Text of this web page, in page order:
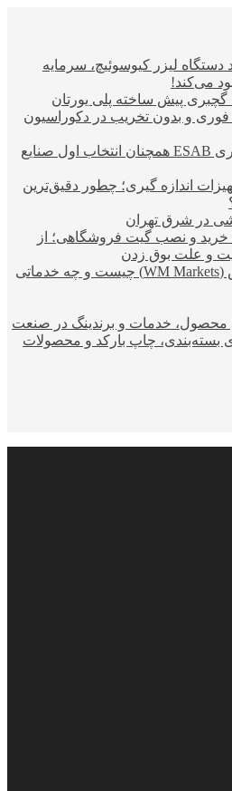
دستگاه لیزر کیوسوئیچ، سرمایه
می‌کند!
گچبری پیش ساخته پلی یورتان
و بدون تخریب در دکوراسیون
چرا محصولات جوشکاری ESAB همچنان انتخاب اول صنایع
اندازه گیری؛ چطور دقیق‌ترین
در شرق تهران
خرید و نصب گیت فروشگاهی؛ از
و علت بوق زدن
بروکر دبلیو ام مارکتس (WM Markets) چیست و چه خدماتی
محصول، خدمات و برندینگ در صنعت
بسته‌بندی، چاپ بارکد و محصولات